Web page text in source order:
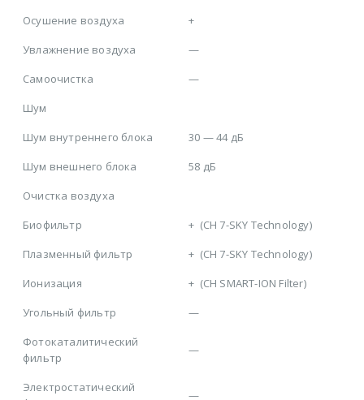
Осушение воздуха
+
Увлажнение воздуха
—
Самоочистка
—
Шум
Шум внутреннего блока
30 — 44 дБ
Шум внешнего блока
58 дБ
Очистка воздуха
Биофильтр
+ (CH 7-SKY Technology)
Плазменный фильтр
+ (CH 7-SKY Technology)
Ионизация
+ (CH SMART-ION Filter)
Угольный фильтр
—
Фотокаталитический
фильтр
—
Электростатический
—